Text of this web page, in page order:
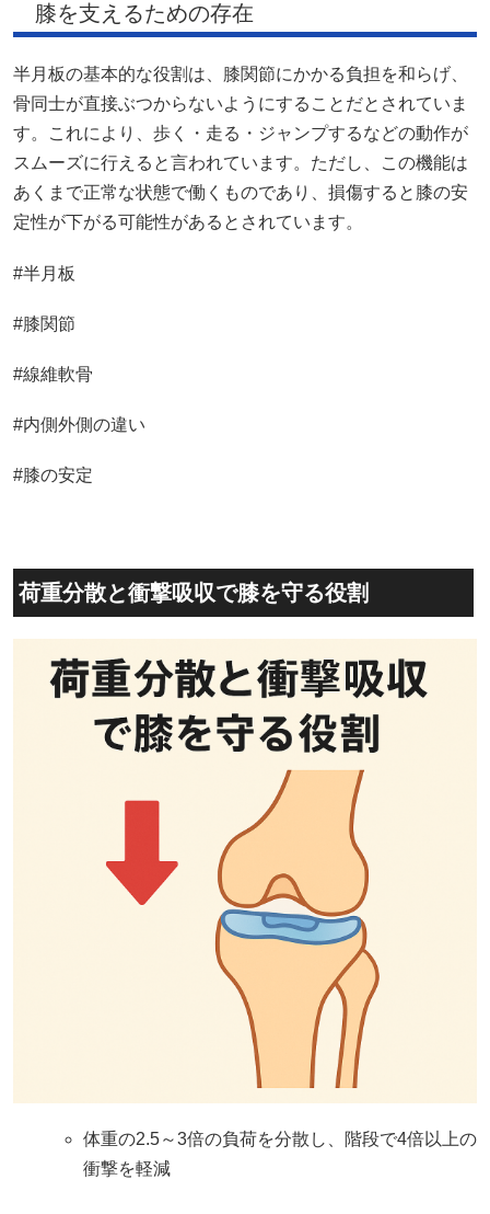
膝を支えるための存在
半月板の基本的な役割は、膝関節にかかる負担を和らげ、
骨同士が直接ぶつからないようにすることだとされていま
す。これにより、歩く・走る・ジャンプするなどの動作が
スムーズに行えると言われています。ただし、この機能は
あくまで正常な状態で働くものであり、損傷すると膝の安
定性が下がる可能性があるとされています。
#半月板
#膝関節
#線維軟骨
#内側外側の違い
#膝の安定
荷重分散と衝撃吸収で膝を守る役割
体重の2.5～3倍の負荷を分散し、階段で4倍以上の
衝撃を軽減